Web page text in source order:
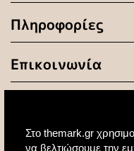
Στο themark.gr
να βελτιώσουμε την
Πληροφορίες
Επικοινωνία